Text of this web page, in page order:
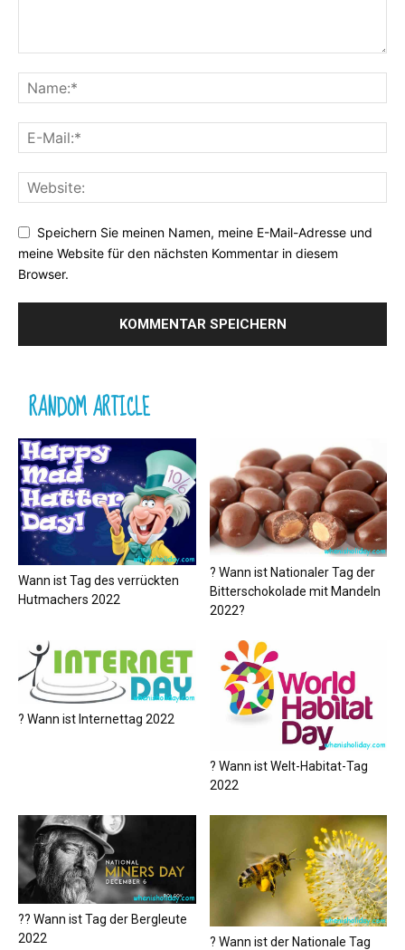
Speichern Sie meinen Namen, meine E-Mail-Adresse und
meine Website für den nächsten Kommentar in diesem
Browser.
RANDOM ARTICLE
Wann ist Tag des verrückten
Hutmachers 2022
? Wann ist Nationaler Tag der
Bitterschokolade mit Mandeln
2022?
? Wann ist Internettag 2022
? Wann ist Welt-Habitat-Tag
2022
?‍? Wann ist Tag der Bergleute
2022
? Wann ist der Nationale Tag